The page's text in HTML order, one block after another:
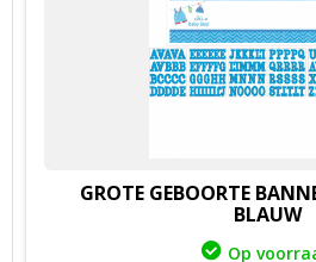
GROTE GEBOORTE
BLAUW
Op